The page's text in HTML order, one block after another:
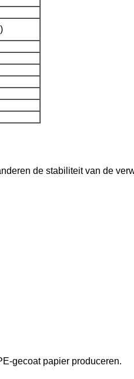
de stabiliteit van de
gecoat papier produceren.